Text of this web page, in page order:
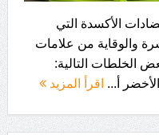
الأكسدة التي
والوقاية من علامات
الخلطات التالية:
أ... اقرأ المزيد